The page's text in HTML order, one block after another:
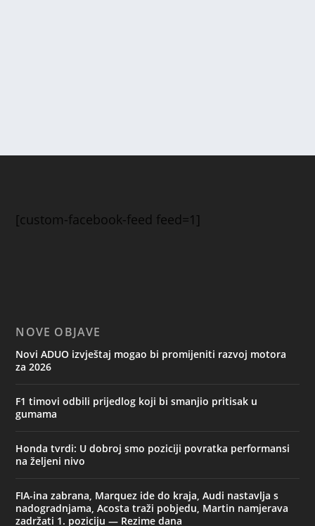
[custom-facebook-feed feed=1]
NOVE OBJAVE
Novi ADUO izvještaj mogao bi promijeniti razvoj motora
za 2026
F1 timovi odbili prijedlog koji bi smanjio pritisak u
gumama
Honda tvrdi: U dobroj smo poziciji povratka performansi
na željeni nivo
FIA-ina zabrana, Marquez ide do kraja, Audi nastavlja s
nadogradnjama, Acosta traži pobjedu, Martin namjerava
zadržati 1. poziciju — Rezime dana